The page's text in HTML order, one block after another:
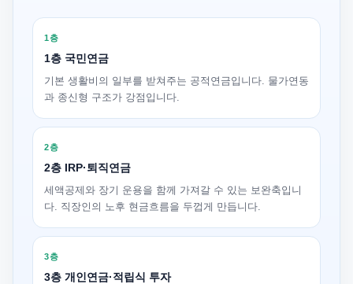
1층
1층 국민연금
기본 생활비의 일부를 받쳐주는 공적연금입니다. 물가연동
과 종신형 구조가 강점입니다.
2층
2층 IRP·퇴직연금
세액공제와 장기 운용을 함께 가져갈 수 있는 보완축입니
다. 직장인의 노후 현금흐름을 두껍게 만듭니다.
3층
3층 개인연금·적립식 투자